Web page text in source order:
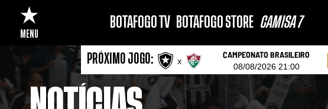
MENU
BOTAFOGO TV BOTAFOGO STORE CAMISA 7
PRÓXIMO JOGO: x
CAMPEONATO BRASILEIRO
08/08/2026 21:00